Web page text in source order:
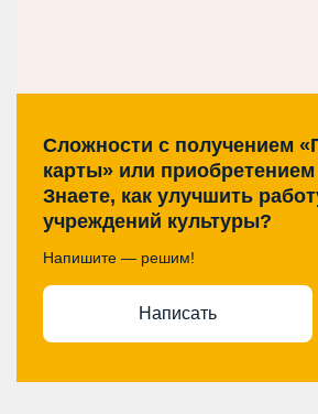
Сложности с получением
карты» или
Знаете, как улучшить
учреждений культуры?
Напишите — решим!
Написать